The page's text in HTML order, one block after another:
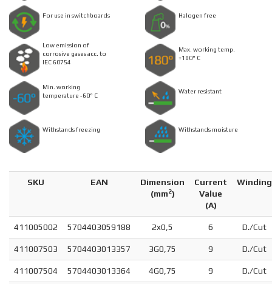
For use in switchboards Halogen free
Low emission of
corrosive gases acc. to
IEC 60754
Max. working temp.
+180° C
Min. working
temperature -60° C
Water resistant
Withstands freezing Withstands moisture
SKU EAN
Dimension
(mm2)
Current
Value
(A)
Winding
411005002 5704403059188 2x0,5 6 D./Cut
411007503 5704403013357 3G0,75 9 D./Cut
411007504 5704403013364 4G0,75 9 D./Cut